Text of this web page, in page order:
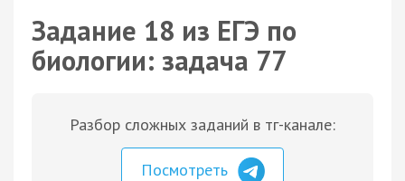
Задание 18 из ЕГЭ по
биологии: задача 77
Разбор сложных заданий в тг-канале:
Посмотреть